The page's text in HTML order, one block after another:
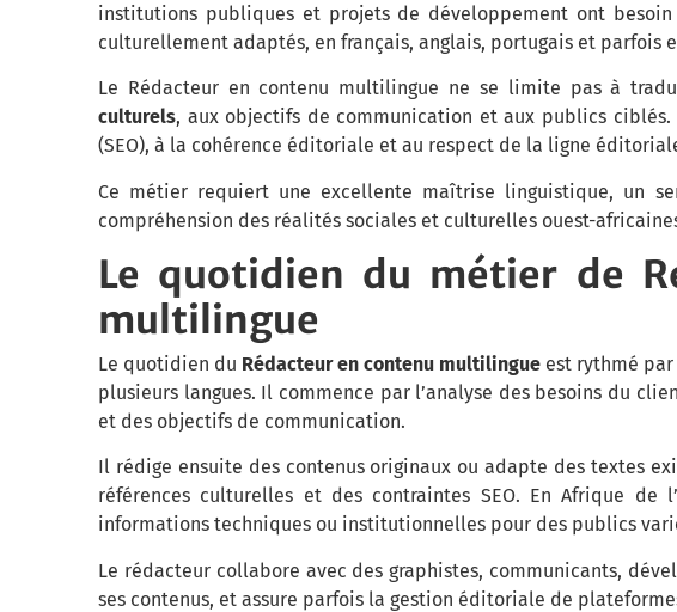
institutions publiques et projets de développement ont
culturellement adaptés, en français, anglais, portugais et parfois
Le Rédacteur en contenu multilingue ne se limite pas à
culturels, aux objectifs de communication et aux publics
(SEO), à la cohérence éditoriale et au respect de la ligne
Ce métier requiert une excellente maîtrise linguistique, un
compréhension des réalités sociales et culturelles ouest-
Le quotidien du métier de
multilingue
Le quotidien du Rédacteur en contenu multilingue est rythmé
plusieurs langues. Il commence par l’analyse des besoins du
et des objectifs de communication.
Il rédige ensuite des contenus originaux ou adapte des textes
références culturelles et des contraintes SEO. En Afrique
informations techniques ou institutionnelles pour des publics
Le rédacteur collabore avec des graphistes, communicants,
ses contenus, et assure parfois la gestion éditoriale de